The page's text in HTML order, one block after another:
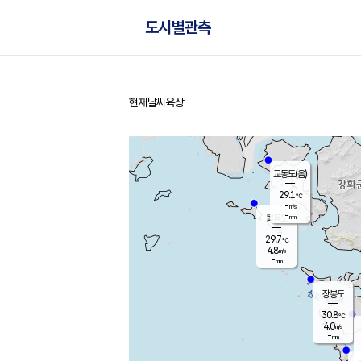
도시별관측
홈
현재날씨 육상
볼음도
29.7℃
4.8m/s
-mm
장봉도
30.8℃
4.0m/s
-mm
교동도(음)
29.1℃
-m/s
-mm